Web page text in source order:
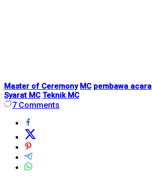
Master of Ceremony MC pembawa acara
Syarat MC Teknik MC
7 Comments